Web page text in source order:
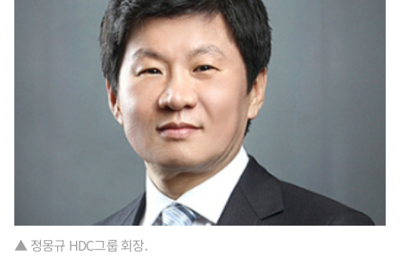
▲ 정몽규 HDC그룹 회장.